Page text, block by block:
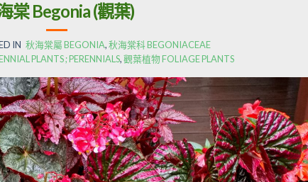
棠 Begonia (觀葉)
IN 秋海棠屬 BEGONIA,秋海棠科 BEGONIACEAE
PLANTS ; PERENNIALS,觀葉植物 FOLIAGE PLANTS